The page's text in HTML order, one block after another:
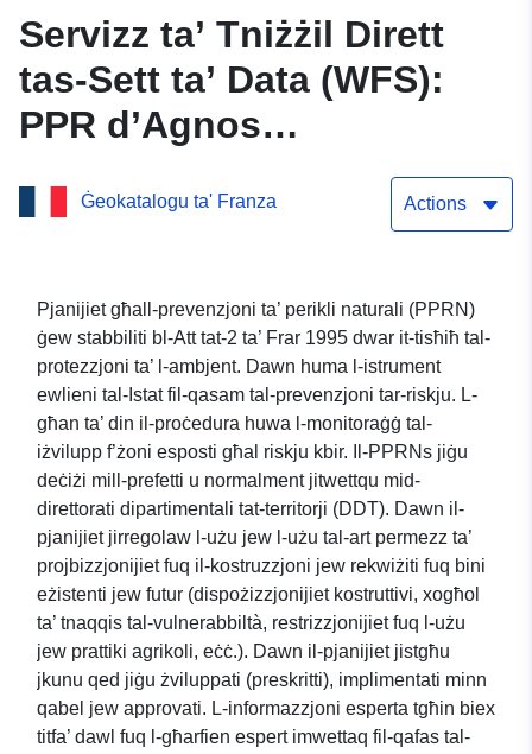
Servizz ta’ Tniżżil Dirett
tas-Sett ta’ Data (WFS):
PPR d’Agnos
(64DDTM20130013) —
Żona ta’ informazzjoni
prevenzjoni tar-riskju
Agnos għargħar (64007),
dipartiment tal-Pirinej-
Atlantiks.
Ġeokatalogu ta' Franza Actions
Pjanijiet għall-prevenzjoni ta’ perikli naturali (PPRN)
ġew stabbiliti bl-Att tat-2 ta’ Frar 1995 dwar it-tisħiħ tal-
protezzjoni ta’ l-ambjent. Dawn huma l-istrument
ewlieni tal-Istat fil-qasam tal-prevenzjoni tar-riskju. L-
għan ta’ din il-proċedura huwa l-monitoraġġ tal-
iżvilupp f’żoni esposti għal riskju kbir. Il-PPRNs jiġu
deċiżi mill-prefetti u normalment jitwettqu mid-
direttorati dipartimentali tat-territorji (DDT). Dawn il-
pjanijiet jirregolaw l-użu jew l-użu tal-art permezz ta’
projbizzjonijiet fuq il-kostruzzjoni jew rekwiżiti fuq bini
eżistenti jew futur (dispożizzjonijiet kostruttivi, xogħol
ta’ tnaqqis tal-vulnerabbiltà, restrizzjonijiet fuq l-użu
jew prattiki agrikoli, eċċ.). Dawn il-pjanijiet jistgħu
jkunu qed jiġu żviluppati (preskritti), implimentati minn
qabel jew approvati. L-informazzjoni esperta tgħin biex
titfa’ dawl fuq l-għarfien espert imwettaq fil-qafas tal-